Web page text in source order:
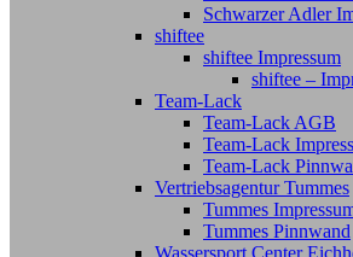
Schwarzer Adler
shiftee
shiftee Impressum
shiftee –
Team-Lack
Team-Lack AGB
Team-Lack
Team-Lack
Vertriebsagentur Tummes
Tummes
Tummes Pinnwand